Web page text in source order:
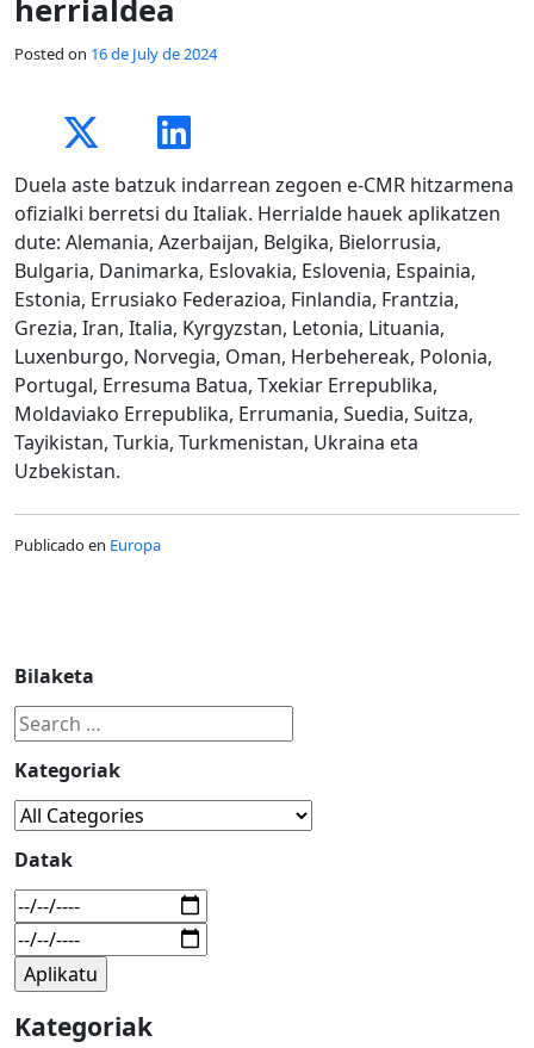
herrialdea
Posted on 16 de July de 2024
Duela aste batzuk indarrean zegoen e-CMR hitzarmena
ofizialki berretsi du Italiak. Herrialde hauek aplikatzen
dute: Alemania, Azerbaijan, Belgika, Bielorrusia,
Bulgaria, Danimarka, Eslovakia, Eslovenia, Espainia,
Estonia, Errusiako Federazioa, Finlandia, Frantzia,
Grezia, Iran, Italia, Kyrgyzstan, Letonia, Lituania,
Luxenburgo, Norvegia, Oman, Herbehereak, Polonia,
Portugal, Erresuma Batua, Txekiar Errepublika,
Moldaviako Errepublika, Errumania, Suedia, Suitza,
Tayikistan, Turkia, Turkmenistan, Ukraina eta
Uzbekistan.
Publicado en Europa
Bilaketa
Kategoriak
Datak
Kategoriak